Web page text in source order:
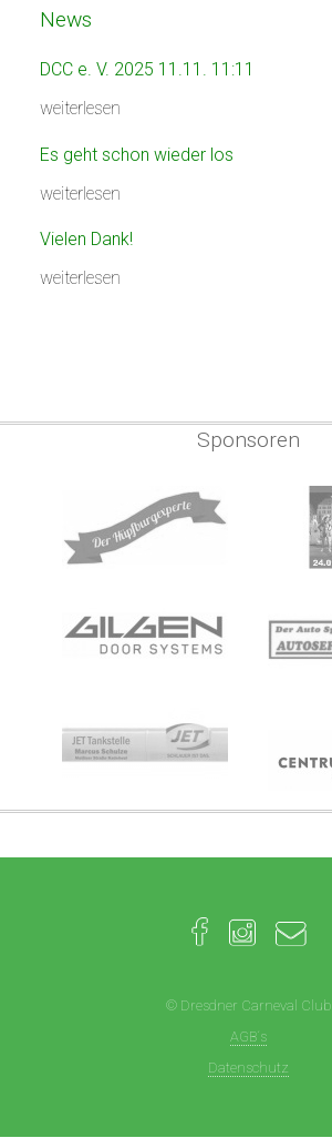
News
DCC e. V. 2025 11.11. 11:11
weiterlesen
Es geht schon wieder los
weiterlesen
Vielen Dank!
weiterlesen
Sponsoren
© Dresdner Carneval Club
AGB´s
Datenschutz